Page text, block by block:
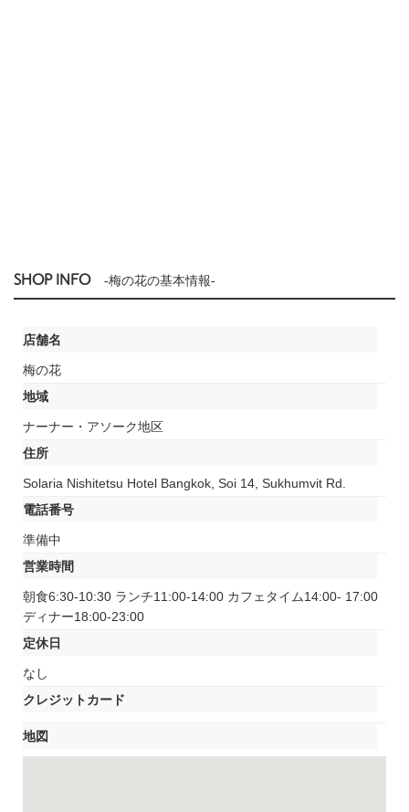
SHOP INFO -梅の花の基本情報-
店舗名
梅の花
地域
ナーナー・アソーク地区
住所
Solaria Nishitetsu Hotel Bangkok, Soi 14, Sukhumvit Rd.
電話番号
準備中
営業時間
朝食6:30-10:30 ランチ11:00-14:00 カフェタイム14:00- 17:00
ディナー18:00-23:00
定休日
なし
クレジットカード
地図